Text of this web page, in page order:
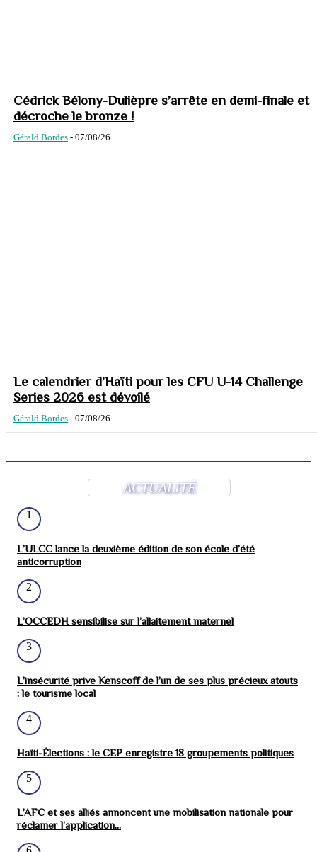
Cédrick Bélony-Dulièpre s’arrête en demi-finale et
décroche le bronze !
Gérald Bordes - 07/08/26
Le calendrier d’Haïti pour les CFU U-14 Challenge
Series 2026 est dévoilé
Gérald Bordes - 07/08/26
ACTUALITÉ
1
L’ULCC lance la deuxième édition de son école d’été
anticorruption
2
L’OCCEDH sensibilise sur l’allaitement maternel
3
L’insécurité prive Kenscoff de l’un de ses plus précieux atouts
: le tourisme local
4
Haïti-Élections : le CEP enregistre 18 groupements politiques
5
L’AFC et ses alliés annoncent une mobilisation nationale pour
réclamer l’application...